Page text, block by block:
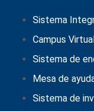
Sistema
Campus
Sistema de
Mesa de
Sistema de